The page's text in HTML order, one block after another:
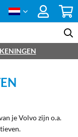
je Volvo zijn o.a.